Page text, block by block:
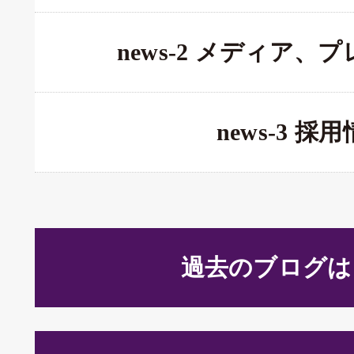
news-2 メディア、プ
news-3 採用
過去のブログ